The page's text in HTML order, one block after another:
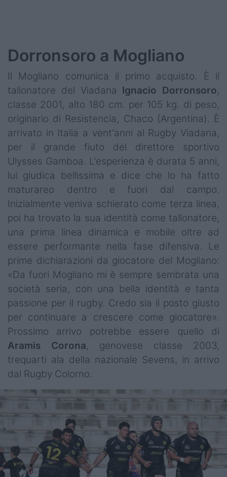
Dorronsoro a Mogliano
Il Mogliano comunica il primo acquisto. È il
tallonatore del Viadana Ignacio Dorronsoro,
classe 2001, alto 180 cm. per 105 kg. di peso,
originario di Resistencia, Chaco (Argentina). È
arrivato in Italia a vent'anni al Rugby Viadana,
per il grande fiuto del direttore sportivo
Ulysses Gamboa. L'esperienza è durata 5 anni,
lui giudica bellissima e dice che lo ha fatto
maturareo dentro e fuori dal campo.
Inizialmente veniva schierato come terza linea,
poi ha trovato la sua identità come tallonatore,
una prima linea dinamica e mobile oltre ad
essere performante nella fase difensiva. Le
prime dichiarazioni da giocatore del Mogliano:
«Da fuori Mogliano mi è sempre sembrata una
società seria, con una bella identità e tanta
passione per il rugby. Credo sia il posto giusto
per continuare a crescere come giocatore».
Prossimo arrivo potrebbe essere quello di
Aramis
Corona, genovese classe 2003,
trequarti ala della nazionale Sevens, in arrivo
dal Rugby Colorno.